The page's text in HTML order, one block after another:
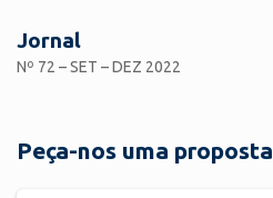
Jornal
Nº 72 – SET – DEZ 2022
Peça-nos uma proposta